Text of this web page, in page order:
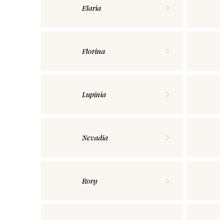
Elaria
Florina
Lupínia
Nevadia
Rory